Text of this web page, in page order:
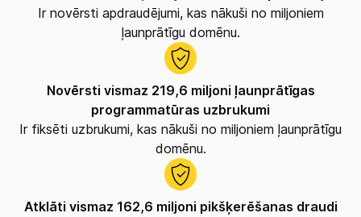
Ir novērsti apdraudējumi, kas nākuši no miljoniem
ļaunprātīgu domēnu.
Novērsti vismaz 219,6 miljoni ļaunprātīgas
programmatūras uzbrukumi
Ir fiksēti uzbrukumi, kas nākuši no miljoniem ļaunprātīgu
domēnu.
Atklāti vismaz 162,6 miljoni pikšķerēšanas draudi